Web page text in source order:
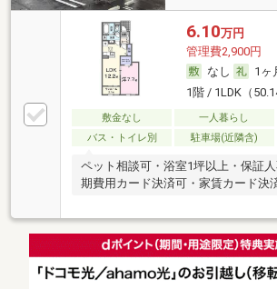
6.10万円
管理費2,900円
なし
1ヶ
1階 / 1LDK（
敷金なし 一人暮らし
バス・トイレ別
駐車場(近隣含)
ペット相談可・浴室1坪以上・保証
期費用カード決済可・家賃カード決